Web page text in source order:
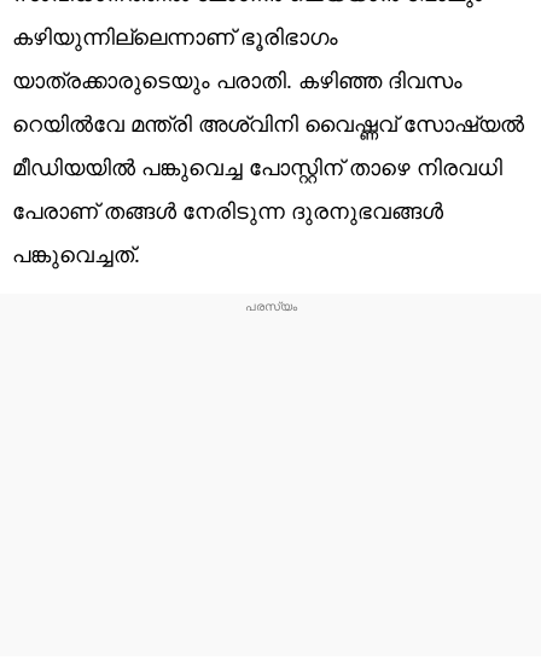
കഴിയുന്നില്ലെന്നാണ് ഭൂരിഭാഗം
യാത്രക്കാരുടെയും പരാതി. കഴിഞ്ഞ ദിവസം
റെയിൽവേ മന്ത്രി അശ്വിനി വൈഷ്ണവ് സോഷ്യൽ
മീഡിയയിൽ പങ്കുവെച്ച പോസ്റ്റിന് താഴെ നിരവധി
പേരാണ് തങ്ങൾ നേരിടുന്ന ദുരനുഭവങ്ങൾ
പങ്കുവെച്ചത്.